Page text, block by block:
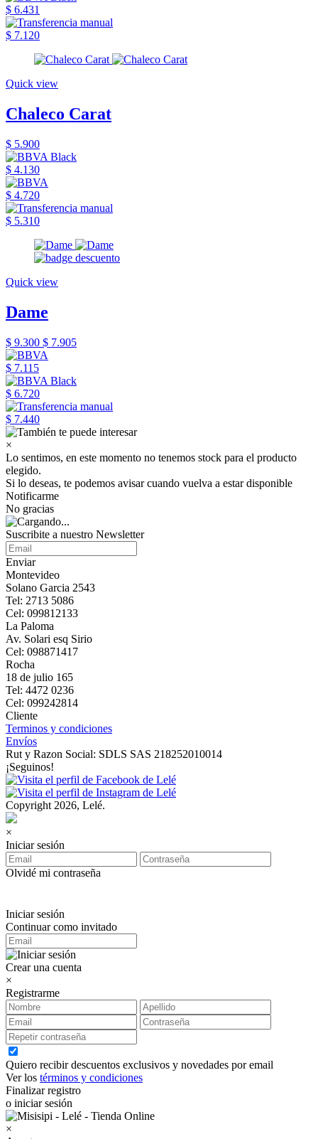
$ 6.431
$ 7.120
Quick view
Chaleco Carat
$ 5.900
$ 4.130
$ 4.720
$ 5.310
Quick view
Dame
$ 9.300 $ 7.905
$ 7.115
$ 6.720
$ 7.440
×
Lo sentimos, en este momento no tenemos stock para el producto
elegido.
Si lo deseas, te podemos avisar cuando vuelva a estar disponible
Notificarme
No gracias
Suscribite a nuestro Newsletter
Enviar
Montevideo
Solano Garcia 2543
Tel: 2713 5086
Cel: 099812133
La Paloma
Av. Solari esq Sirio
Cel: 098871417
Rocha
18 de julio 165
Tel: 4472 0236
Cel: 099242814
Cliente
Terminos y condiciones
Envíos
Rut y Razon Social: SDLS SAS 218252010014
¡Seguinos!
Copyright 2026, Lelé.
×
Iniciar sesión
Olvidé mi contraseña
Iniciar sesión
Continuar como invitado
Crear una cuenta
×
Registrarme
Quiero recibir descuentos exclusivos y novedades por email
Ver los términos y condiciones
Finalizar registro
o iniciar sesión
×